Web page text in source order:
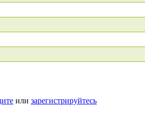
или зарегистрируйтесь